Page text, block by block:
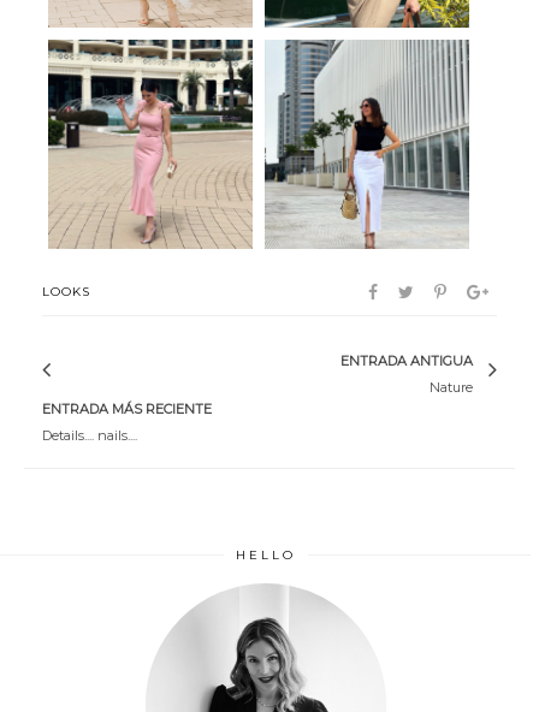
Sweet me Tendencia
LOOKS
ENTRADA MÁS RECIENTE
Details.... nails....
ENTRADA ANTIGUA
Nature
HELLO